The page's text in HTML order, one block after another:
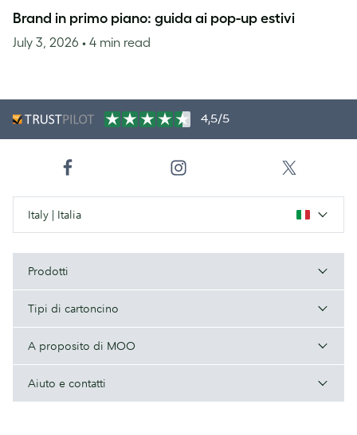
Brand in primo piano: guida ai pop-up estivi
July 3, 2026 • 4 min read
4,5/5
Italy | Italia
Prodotti
Tipi di cartoncino
A proposito di MOO
Aiuto e contatti